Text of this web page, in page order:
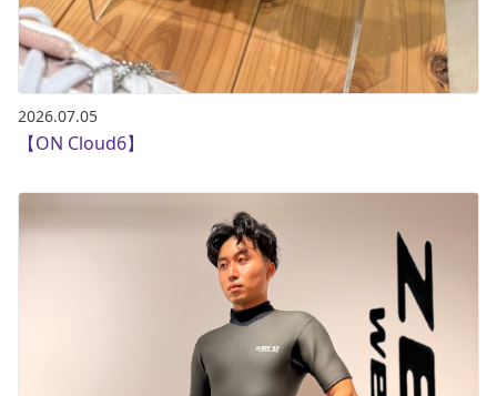
2026.07.05
【ON Cloud6】